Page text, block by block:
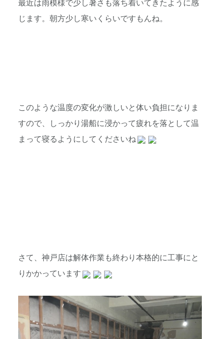
最近は雨模様で少し暑さも落ち着いてきたように感
じます。朝方少し寒いくらいですもんね。
このような温度の変化が激しいと体い負担になりま
すので、しっかり湯船に浸かって疲れを落として温
まって寝るようにしてくださいね
さて、神戸店は解体作業も終わり本格的に工事にと
りかかっています